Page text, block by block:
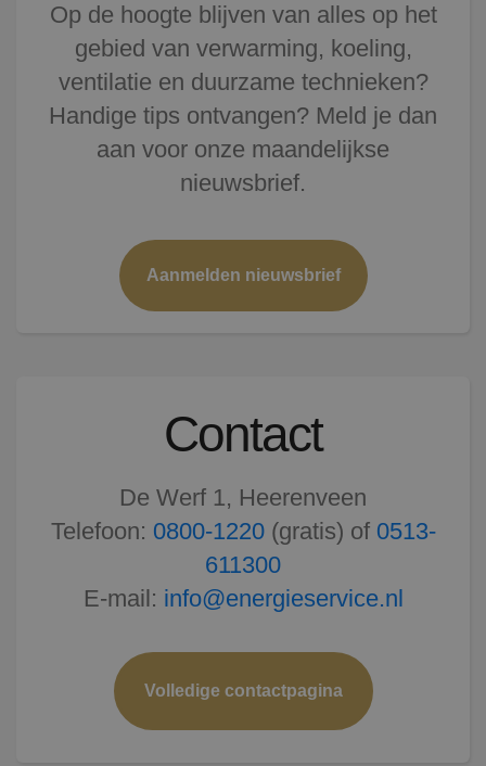
Op de hoogte blijven van alles op het
gebied van verwarming, koeling,
ventilatie en duurzame technieken?
Handige tips ontvangen? Meld je dan
aan voor onze maandelijkse
nieuwsbrief.
Aanmelden nieuwsbrief
Contact
De Werf 1, Heerenveen
Telefoon: 0800-1220(gratis) of 0513-
611300
E-mail: info@energieservice.nl
Volledige contactpagina